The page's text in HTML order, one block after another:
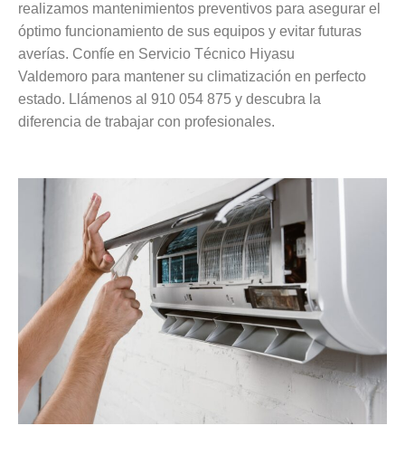
realizamos mantenimientos preventivos para asegurar el
óptimo funcionamiento de sus equipos y evitar futuras
averías. Confíe en Servicio Técnico Hiyasu
Valdemoro para mantener su climatización en perfecto
estado. Llámenos al 910 054 875 y descubra la
diferencia de trabajar con profesionales.